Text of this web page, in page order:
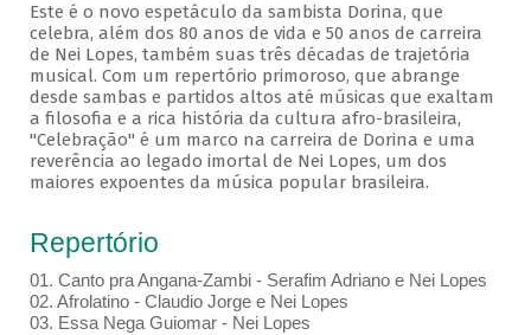
Este é o novo espetáculo da sambista Dorina, que
celebra, além dos 80 anos de vida e 50 anos de carreira
de Nei Lopes, também suas três décadas de trajetória
musical. Com um repertório primoroso, que abrange
desde sambas e partidos altos até músicas que exaltam
a filosofia e a rica história da cultura afro-brasileira,
"Celebração" é um marco na carreira de Dorina e uma
reverência ao legado imortal de Nei Lopes, um dos
maiores expoentes da música popular brasileira.
Repertório
01. Canto pra Angana-Zambi - Serafim Adriano e Nei Lopes
02. Afrolatino - Claudio Jorge e Nei Lopes
03. Essa Nega Guiomar - Nei Lopes